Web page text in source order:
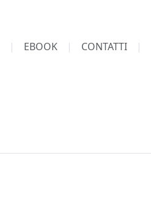
EBOOK CONTATTI